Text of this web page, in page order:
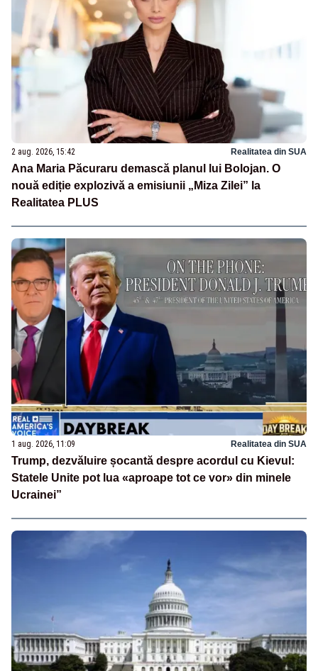
2 aug. 2026, 15:42 Realitatea din SUA
Ana Maria Păcuraru demască planul lui Bolojan. O
nouă ediție explozivă a emisiunii „Miza Zilei” la
Realitatea PLUS
1 aug. 2026, 11:09 Realitatea din SUA
Trump, dezvăluire șocantă despre acordul cu Kievul:
Statele Unite pot lua «aproape tot ce vor» din minele
Ucrainei”